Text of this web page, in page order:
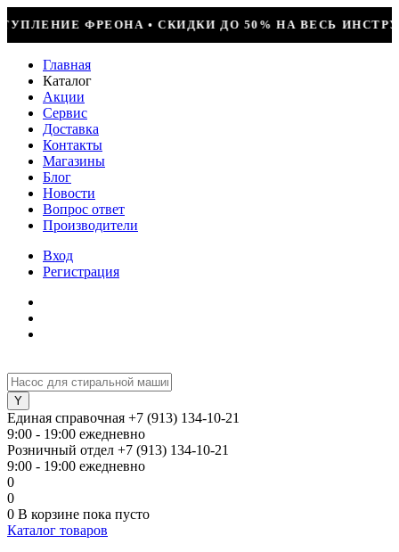
50% НА ВЕСЬ ИНСТРУМЕНТ • КОМПРЕССОР
Главная
Каталог
Акции
Сервис
Доставка
Контакты
Магазины
Блог
Новости
Вопрос ответ
Производители
Вход
Регистрация
Единая справочная +7 (913) 134-10-21
9:00 - 19:00 ежедневно
Розничный отдел +7 (913) 134-10-21
9:00 - 19:00 ежедневно
0
0
0 В корзине пока пусто
Каталог товаров